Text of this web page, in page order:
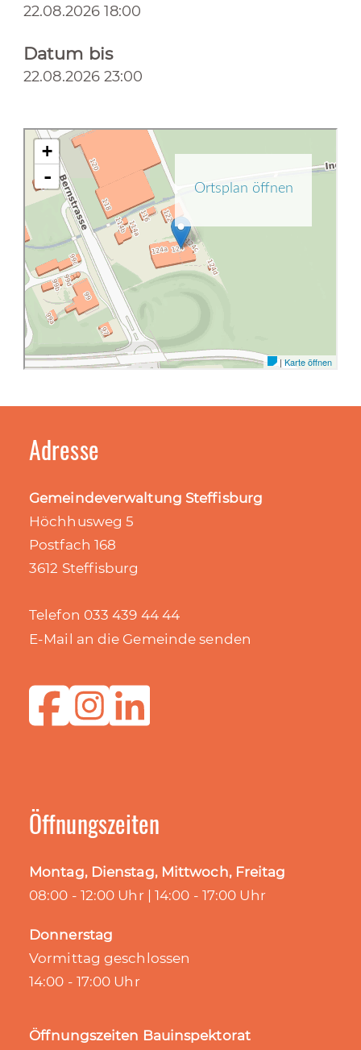
22.08.2026 18:00
Datum bis
22.08.2026 23:00
Adresse
Gemeindeverwaltung Steffisburg
Höchhusweg 5
Postfach 168
3612 Steffisburg
Telefon 033 439 44 44
E-Mail an die Gemeinde senden
Öffnungszeiten
Montag, Dienstag, Mittwoch, Freitag
08:00 - 12:00 Uhr | 14:00 - 17:00 Uhr
Donnerstag
Vormittag geschlossen
14:00 - 17:00 Uhr
Öffnungszeiten Bauinspektorat